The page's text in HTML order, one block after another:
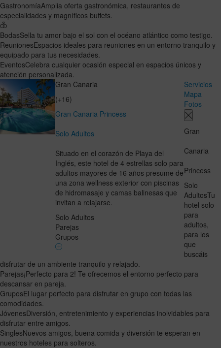
GastronomíaAmplia oferta gastronómica, restaurantes de
especialidades y magníficos buffets.
BodasSella tu amor bajo el sol con el océano atlántico como testigo.
ReunionesEspacios ideales para reuniones en un entorno tranquilo y
equipado para tus necesidades.
EventosCelebra cualquier ocasión especial en espacios únicos y
atención personalizada.
Gran Canaria
(+16)
Gran Canaria Princess
Solo Adultos
Situado en el corazón de Playa del
Inglés, este hotel de 4 estrellas solo para
adultos mayores de 16 años presume de
una zona wellness exterior con piscinas
de hidromasaje y camas balinesas que
invitan a relajarse.
Solo Adultos
Parejas
Grupos
Servicios
Mapa
Fotos
Gran
Canaria
Princess
Solo
AdultosTu
hotel solo
para
adultos,
para los
que
buscáis
disfrutar de un ambiente tranquilo y relajado.
Parejas¡Perfecto para 2! Te ofrecemos el entorno perfecto para
descansar en pareja.
GruposEl lugar perfecto para disfrutar en grupo con todas las
comodidades.
JóvenesDiversión, entretenimiento y experiencias inolvidables para
disfrutar entre amigos.
SinglesNuevos amigos, buena comida y diversión te esperan en
nuestros hoteles para solteros.